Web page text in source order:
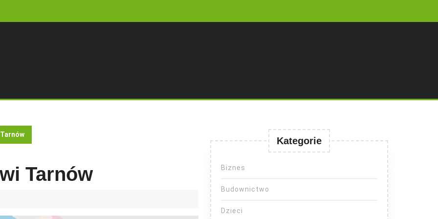
Tarnów
Kategorie
Biznes
Budownictwo
Dzieci